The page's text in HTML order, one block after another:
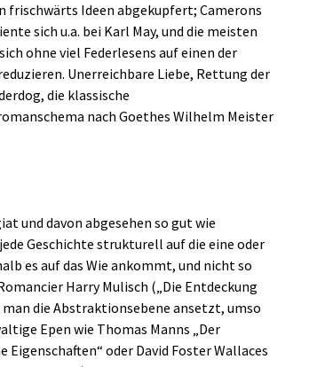
frischwärts Ideen abgekupfert; Camerons
sich u.a. bei Karl May, und die meisten
ohne viel Federlesens auf einen der
Unerreichbare Liebe, Rettung der
die klassische
nach Goethes Wilhelm Meister
und davon abgesehen so gut wie
Geschichte strukturell auf die eine oder
es auf das Wie ankommt, und nicht so
Harry Mulisch („Die Entdeckung
die Abstraktionsebene ansetzt, umso
Epen wie Thomas Manns „Der
Eigenschaften“ oder David Foster Wallaces